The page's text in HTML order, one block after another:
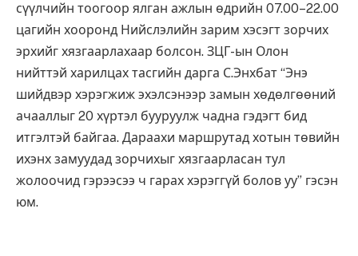
сүүлчийн тоогоор ялган ажлын өдрийн 07.00–22.00
цагийн хооронд Нийслэлийн зарим хэсэгт зорчих
эрхийг хязгаарлахаар болсон. ЗЦГ-ын Олон
нийттэй харилцах тасгийн дарга С.Энхбат “Энэ
шийдвэр хэрэгжиж эхэлсэнээр замын хөдөлгөөний
ачааллыг 20 хүртэл бууруулж чадна гэдэгт бид
итгэлтэй байгаа. Дараахи маршрутад хотын төвийн
ихэнх замуудад зорчихыг хязгаарласан тул
жолоочид гэрээсээ ч гарах хэрэггүй болов уу” гэсэн
юм.